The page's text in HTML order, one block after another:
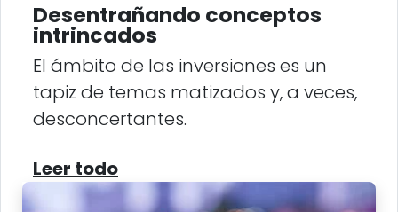
Desentrañando conceptos
intrincados
El ámbito de las inversiones es un
tapiz de temas matizados y, a veces,
desconcertantes.
Leer todo